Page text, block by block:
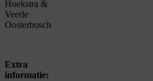
Hoekstra &
Veerle
Oosterbosch
Extra
informatie: